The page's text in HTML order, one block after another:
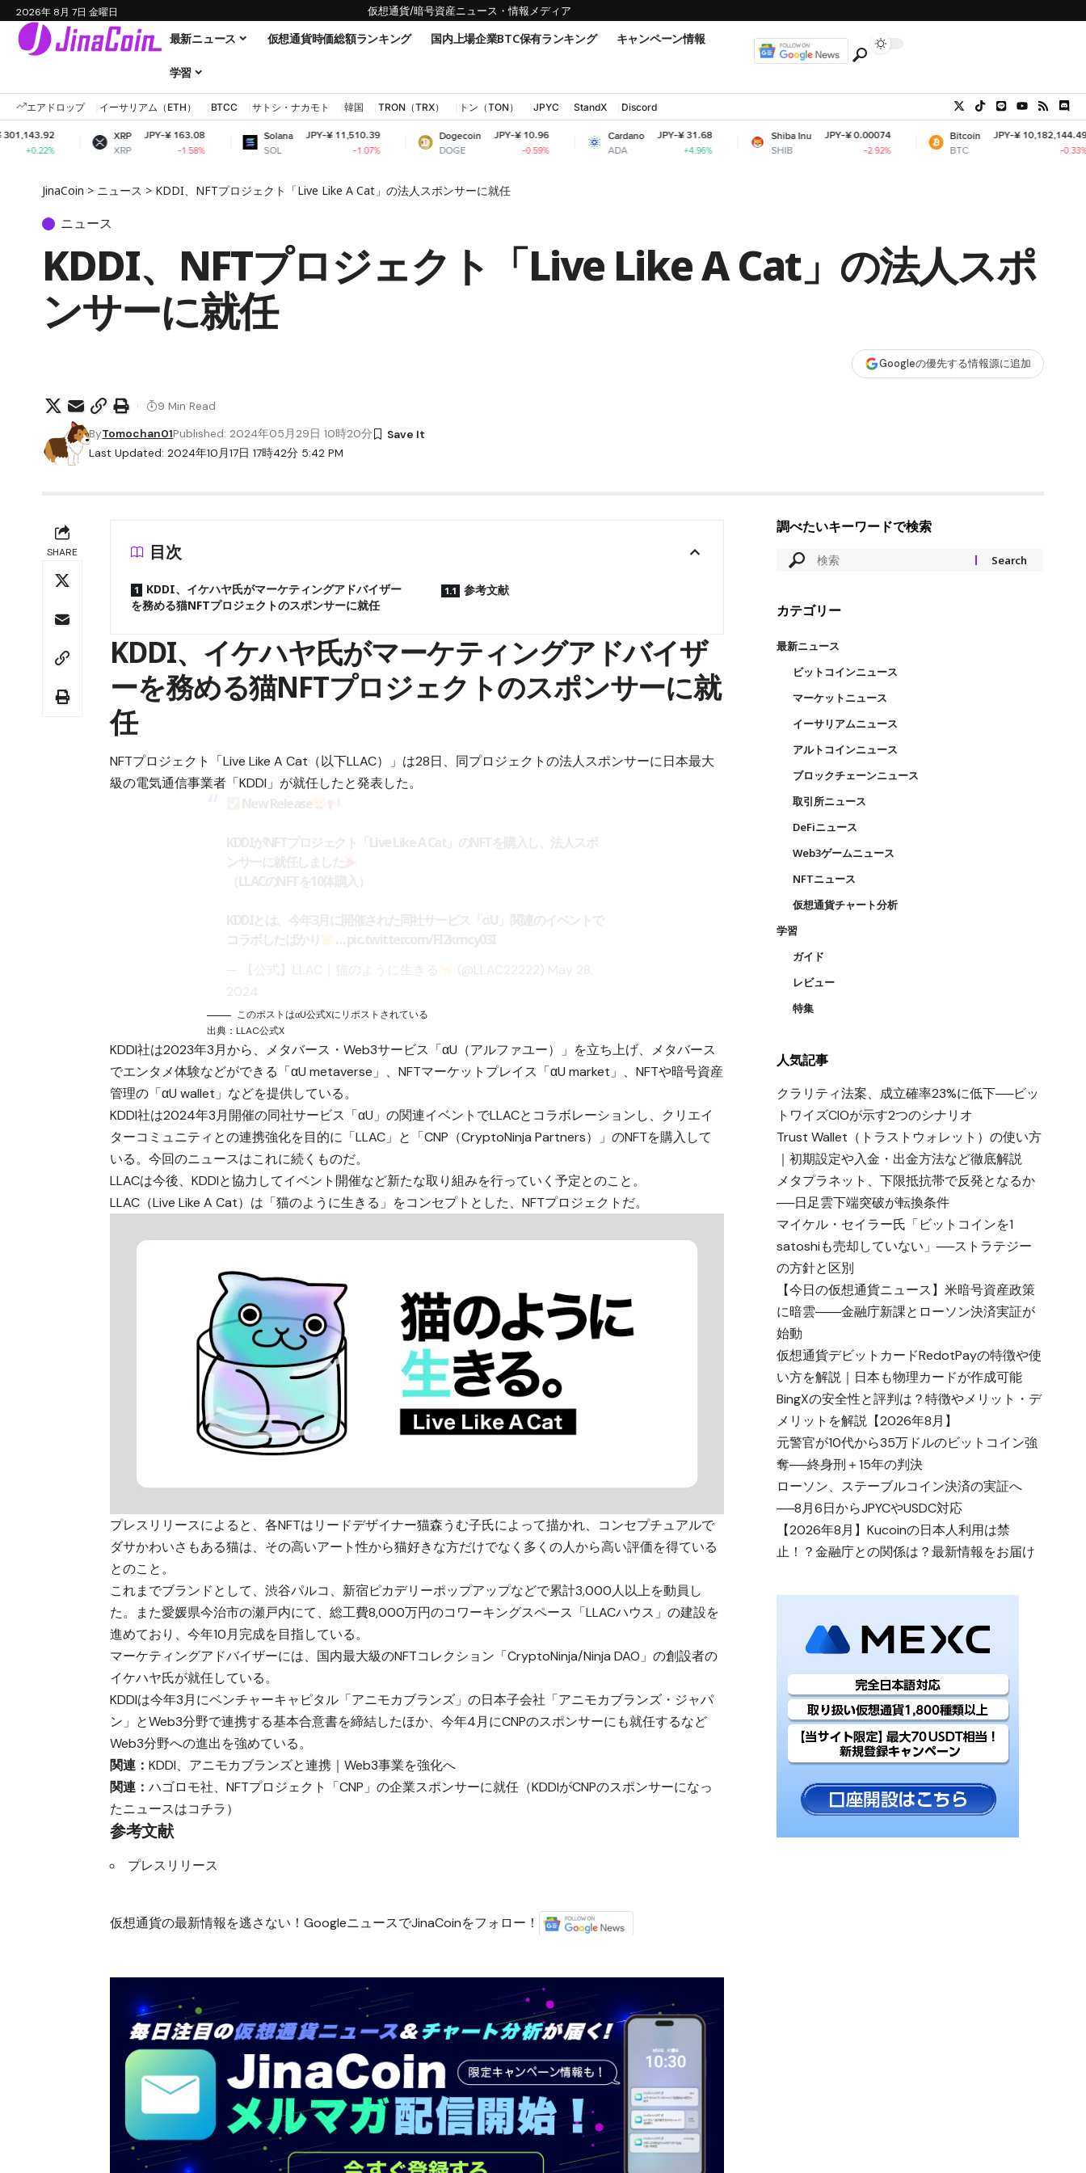
2026年 8月 7日 金曜日 仮想通貨/暗号資産ニュース・情報メディア
最新ニュース 仮想通貨時価総額ランキング 国内上場企業BTC保有ランキング キャンペーン情報
学習
エアドロップ イーサリアム（ETH） BTCC サトシ・ナカモト 韓国 TRON（TRX） トン（TON） JPYC StandX Discord
XRP
XRP
JPY-¥ 163.08
-1.58%
Solana
SOL
JPY-¥ 11,510.39
Dogecoin
DOGE
JPY-¥ 10.96
-0.59%
Cardano
ADA
JPY-¥ 31.68
+4.96%
Shiba Inu
SHIB
JPY-¥ 0.00074
Bitcoin
BTC
JPY-¥ 10,182,144.49
JinaCoin > ニュース > KDDI、NFTプロジェクト「Live Like A Cat」の法人スポンサーに就任
ニュース
KDDI、NFTプロジェクト「Live Like A Cat」の法人スポ
ンサーに就任
Googleの優先する情報源に追加
Last Updated: 2024年10月17日 17時42分 5:42 PM
ByTomochan01Published: 2024年05月29日 10時20分
9 Min Read
SHARE 目次
KDDI、イケハヤ氏がマーケティングアドバイザー
を務める猫NFTプロジェクトのスポンサーに就任
参考文献
KDDI、イケハヤ氏がマーケティングアドバイザ
ーを務める猫NFTプロジェクトのスポンサーに就
任
NFTプロジェクト「Live Like A Cat（以下LLAC）」は28日、同プロジェクトの法人スポンサーに日本最大
級の電気通信事業者「KDDI」が就任したと発表した。
このポストはαU公式Xにリポストされている
出典：LLAC公式X
KDDI社は2023年3月から、メタバース・Web3サービス「αU（アルファユー）」を立ち上げ、メタバース
でエンタメ体験などができる「αU metaverse」、NFTマーケットプレイス「αU market」、NFTや暗号資産
管理の「αU wallet」などを提供している。
KDDI社は2024年3月開催の同社サービス「αU」の関連イベントでLLACとコラボレーションし、クリエイ
ターコミュニティとの連携強化を目的に「LLAC」と「CNP（CryptoNinja Partners）」のNFTを購入して
いる。今回のニュースはこれに続くものだ。
LLACは今後、KDDIと協力してイベント開催など新たな取り組みを行っていく予定とのこと。
LLAC（Live Like A Cat）は「猫のように生きる」をコンセプトとした、NFTプロジェクトだ。
プレスリリースによると、各NFTはリードデザイナー猫森うむ子氏によって描かれ、コンセプチュアルで
ダサかわいさもある猫は、その高いアート性から猫好きな方だけでなく多くの人から高い評価を得ている
とのこと。
これまでブランドとして、渋谷パルコ、新宿ピカデリーポップアップなどで累計3,000人以上を動員し
た。また愛媛県今治市の瀬戸内にて、総工費8,000万円のコワーキングスペース「LLACハウス」の建設を
進めており、今年10月完成を目指している。
マーケティングアドバイザーには、国内最大級のNFTコレクション「CryptoNinja/Ninja DAO」の創設者の
イケハヤ氏が就任している。
KDDIは今年3月にベンチャーキャピタル「アニモカブランズ」の日本子会社「アニモカブランズ・ジャパ
ン」とWeb3分野で連携する基本合意書を締結したほか、今年4月にCNPのスポンサーにも就任するなど
Web3分野への進出を強めている。
関連：KDDI、アニモカブランズと連携｜Web3事業を強化へ
関連：ハゴロモ社、NFTプロジェクト「CNP」の企業スポンサーに就任（KDDIがCNPのスポンサーになっ
たニュースはコチラ）
参考文献
プレスリリース
仮想通貨の最新情報を逃さない！GoogleニュースでJinaCoinをフォロー！
調べたいキーワードで検索
カテゴリー
最新ニュース
ビットコインニュース
マーケットニュース
イーサリアムニュース
アルトコインニュース
ブロックチェーンニュース
取引所ニュース
DeFiニュース
Web3ゲームニュース
NFTニュース
仮想通貨チャート分析
学習
ガイド
レビュー
特集
人気記事
クラリティ法案、成立確率23%に低下──ビッ
トワイズCIOが示す2つのシナリオ
Trust Wallet（トラストウォレット）の使い方
｜初期設定や入金・出金方法など徹底解説
メタプラネット、下限抵抗帯で反発となるか
──日足雲下端突破が転換条件
マイケル・セイラー氏「ビットコインを1
satoshiも売却していない」──ストラテジー
の方針と区別
【今日の仮想通貨ニュース】米暗号資産政策
に暗雲――金融庁新課とローソン決済実証が
始動
仮想通貨デビットカードRedotPayの特徴や使
い方を解説｜日本も物理カードが作成可能
BingXの安全性と評判は？特徴やメリット・デ
メリットを解説【2026年8月】
元警官が10代から35万ドルのビットコイン強
奪──終身刑＋15年の判決
ローソン、ステーブルコイン決済の実証へ
──8月6日からJPYCやUSDC対応
【2026年8月】Kucoinの日本人利用は禁
止！？金融庁との関係は？最新情報をお届け